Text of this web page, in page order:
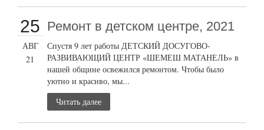
25
АВГ
21
Ремонт в детском центре, 2021
Спустя 9 лет работы ДЕТСКИЙ ДОСУГОВО-
РАЗВИВАЮЩИЙ ЦЕНТР «ШЕМЕШ МАТАНЕЛЬ» в
нашей общине освежился ремонтом. Чтобы было
уютно и красиво, мы...
Читать далее